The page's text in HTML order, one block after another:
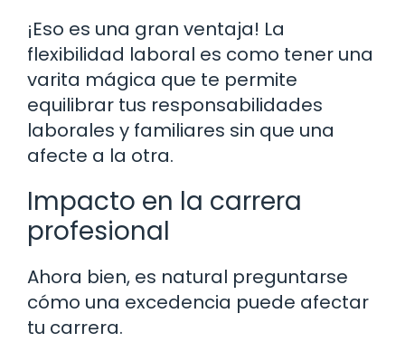
¡Eso es una gran ventaja! La
flexibilidad laboral es como tener una
varita mágica que te permite
equilibrar tus responsabilidades
laborales y familiares sin que una
afecte a la otra.
Impacto en la carrera
profesional
Ahora bien, es natural preguntarse
cómo una excedencia puede afectar
tu carrera.